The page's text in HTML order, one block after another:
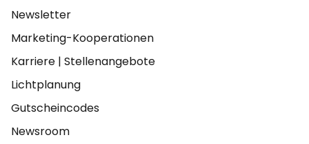
Newsletter
Marketing-Kooperationen
Karriere | Stellenangebote
Lichtplanung
Gutscheincodes
Newsroom